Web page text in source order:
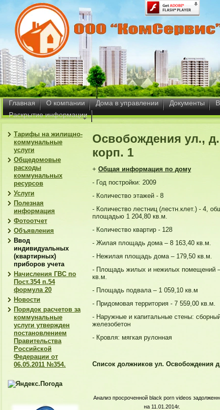
Главная О компании Дома в управлении Документы
Раскрытие информации
Тарифы на жилищно-
коммунальные
услуги
Общедомовые
расходы
коммунальных
ресурсов
Услуги
Полезная
информация
Фотоотчет
Объявления
Ввод
индивидуальных
(квартирных)
приборов учета
Начисления ГВС по
Пост.354 п.54
формула 20
Новости
Порядок расчетов за
коммунальные
услуги утвержден
постановлением
Правительства
Российской
Федерации от
06.05.2011 №354.
Освобождения ул.,
корп. 1
+ Общая информация по дому
- Год постройки: 2009
- Количество этажей - 8
- Количество лестниц (лестн.клет.) - 4,
площадью 1 204,80 кв.м.
- Количество квартир - 128
- Жилая площадь дома – 8 163,40 кв.м.
- Нежилая площадь дома – 179,50 кв.м.
- Площадь жилых и нежилых помещений
кв.м.
- Площадь подвала – 1 059,10 кв.м
- Придомовая территория - 7 559,00 кв.м.
- Наружные и капитальные стены:
железобетон
- Кровля: мягкая рулонная
Список должников ул. Освобождения
Анализ просроченной black porn videos
на 11.01.2014г.